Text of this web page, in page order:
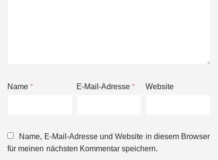
Name* E-Mail-Adresse* Website
Name, E-Mail-Adresse und Website in diesem Browser
für meinen nächsten Kommentar speichern.